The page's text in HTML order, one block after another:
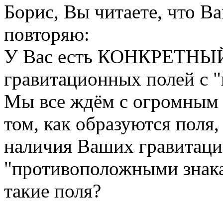
Борис, Вы читаете, что
повторяю:
У Вас есть
гравитационных полей с
Мы все ждём с огромным
том, как образуются
наличия Ваших
"противоположными
такие поля?